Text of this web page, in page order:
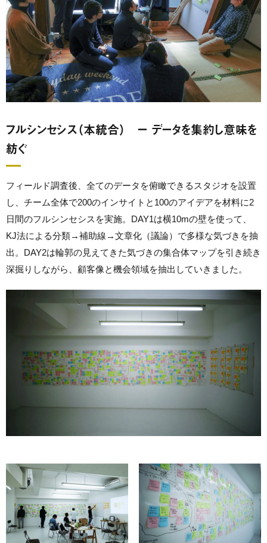
フルシンセシス（本統合） ー データを集約し意味を
紡ぐ
フィールド調査後、全てのデータを俯瞰できるスタジオを設置
し、チーム全体で200のインサイトと100のアイデアを材料に2
日間のフルシンセシスを実施。DAY1は横10mの壁を使って、
KJ法による分類→補助線→文章化（議論）で多様な気づきを抽
出。DAY2は輪郭の見えてきた気づきの集合体マップを引き続き
深掘りしながら、顧客像と機会領域を抽出していきました。